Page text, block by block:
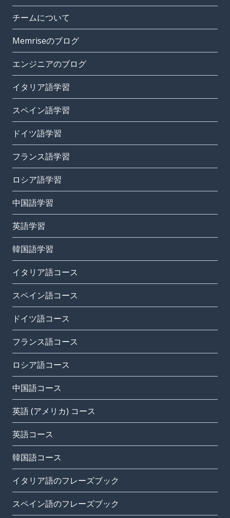
チームについて
Memriseのブログ
エンジニアのブログ
イタリア語学習
スペイン語学習
ドイツ語学習
フランス語学習
ロシア語学習
中国語学習
英語学習
韓国語学習
イタリア語コース
スペイン語コース
ドイツ語コース
フランス語コース
ロシア語コース
中国語コース
英語 (アメリカ) コース
英語コース
韓国語コース
イタリア語のフレーズブック
スペイン語のフレーズブック